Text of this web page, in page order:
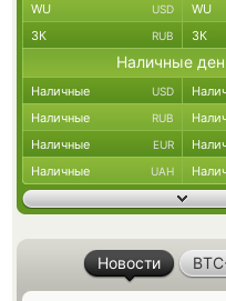
WU USD WU
ЗК RUB ЗК
Наличные
Наличные USD
Наличные RUB
Наличные EUR
Наличные UAH
Новости